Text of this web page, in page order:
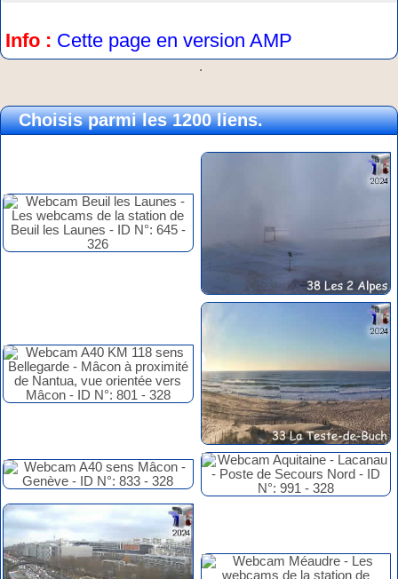
Info : Cette page en version AMP
.
Choisis parmi les 1200 liens.